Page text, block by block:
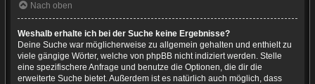
Nach oben
Weshalb erhalte ich bei der Suche keine Ergebnisse?
Deine Suche war möglicherweise zu allgemein gehalten und enthielt zu
viele gängige Wörter, welche von phpBB nicht indiziert werden. Stelle
eine spezifischere Anfrage und benutze die Optionen, die dir die
erweiterte Suche bietet. Außerdem ist es natürlich auch möglich, dass